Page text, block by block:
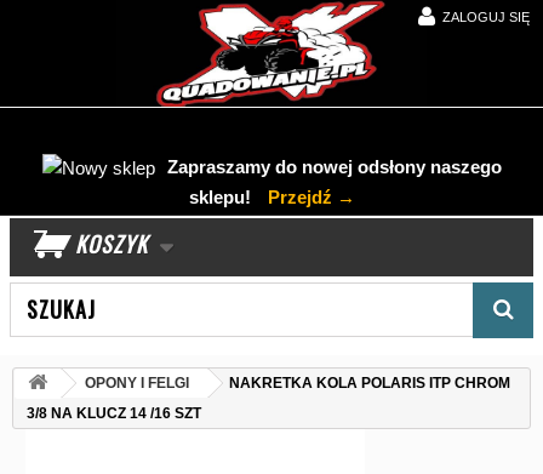
ZALOGUJ SIĘ
Zapraszamy do nowej odsłony naszego
sklepu!
Przejdź →
KOSZYK
OPONY I FELGI
NAKRETKA KOLA POLARIS ITP CHROM
3/8 NA KLUCZ 14 /16 SZT